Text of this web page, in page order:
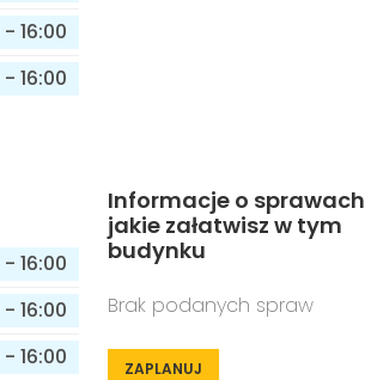
- 16:00
- 16:00
- 16:00
- 16:00
- 16:00
Informacje o sprawach
jakie załatwisz w tym
budynku
Brak podanych spraw
ZAPLANUJ